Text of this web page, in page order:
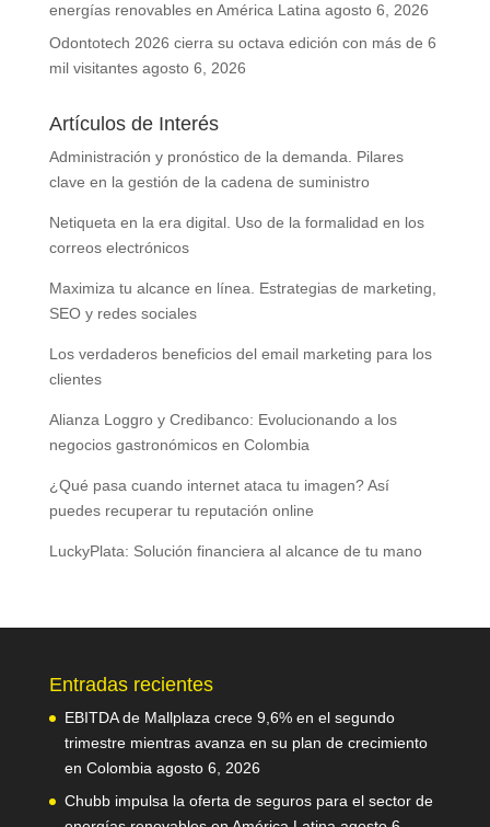
energías renovables en América Latina agosto 6, 2026
Odontotech 2026 cierra su octava edición con más de 6
mil visitantes agosto 6, 2026
Artículos de Interés
Administración y pronóstico de la demanda. Pilares
clave en la gestión de la cadena de suministro
Netiqueta en la era digital. Uso de la formalidad en los
correos electrónicos
Maximiza tu alcance en línea. Estrategias de marketing,
SEO y redes sociales
Los verdaderos beneficios del email marketing para los
clientes
Alianza Loggro y Credibanco: Evolucionando a los
negocios gastronómicos en Colombia
¿Qué pasa cuando internet ataca tu imagen? Así
puedes recuperar tu reputación online
LuckyPlata: Solución financiera al alcance de tu mano
Entradas recientes
EBITDA de Mallplaza crece 9,6% en el segundo
trimestre mientras avanza en su plan de crecimiento
en Colombia agosto 6, 2026
Chubb impulsa la oferta de seguros para el sector de